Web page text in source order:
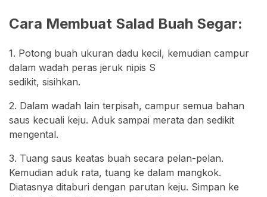
Cara Membuat Salad Buah Segar:
1. Potong buah ukuran dadu kecil, kemudian campur
dalam wadah peras jeruk nipis S
sedikit, sisihkan.
2. Dalam wadah lain terpisah, campur semua bahan
saus kecuali keju. Aduk sampai merata dan sedikit
mengental.
3. Tuang saus keatas buah secara pelan-pelan.
Kemudian aduk rata, tuang ke dalam mangkok.
Diatasnya ditaburi dengan parutan keju. Simpan ke